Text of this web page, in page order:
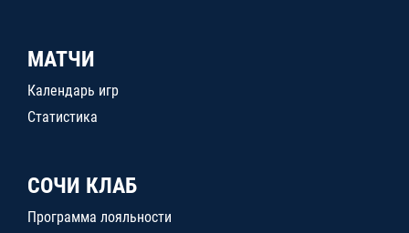
МАТЧИ
Календарь игр
Статистика
СОЧИ КЛАБ
Программа лояльности